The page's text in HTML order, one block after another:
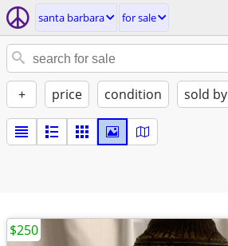
santa barbara for sale
+ price condition sold by
$250